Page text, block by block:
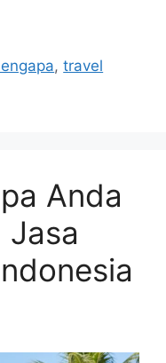
,travel
Anda
Jasa